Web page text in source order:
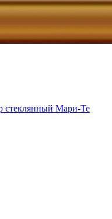
стеклянный Мари-Те